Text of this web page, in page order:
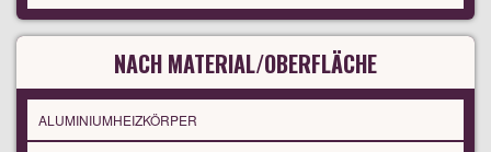
NACH MATERIAL/OBERFLÄCHE
ALUMINIUMHEIZKÖRPER